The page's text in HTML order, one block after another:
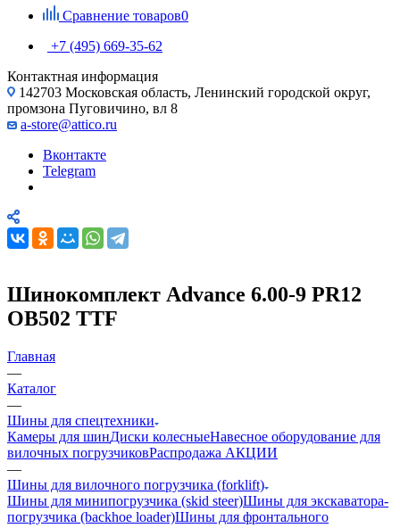
Сравнение товаров0
+7 (495) 669-35-62
Контактная информация
142703 Московская область, Ленинский городской округ,
промзона Пуговичино, вл 8
a-store@attico.ru
Вконтакте
Telegram
Шинокомплект Advance 6.00-9 PR12
OB502 TTF
Главная
—
Каталог
—
Шины для спецтехники
Камеры для шинДиски колесныеНавесное оборудование для
вилочных погрузчиковРаспродажа АКЦИИ
—
Шины для вилочного погрузчика (forklift)
Шины для минипогрузчика (skid steer)Шины для экскаватора-
погрузчика (backhoe loader)Шины для фронтального